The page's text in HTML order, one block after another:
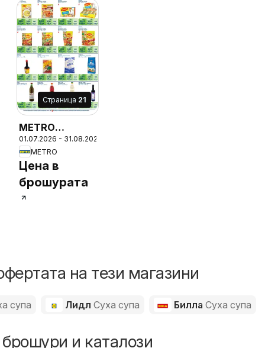
Cтраница 21
METRO
брошура -
Цени на ниво
01.07.2026 - 31.08.2026
METRO
Цена в
брошурата
на тези магазини
супа ЛидлСуха супа БиллаСуха супа
и каталози